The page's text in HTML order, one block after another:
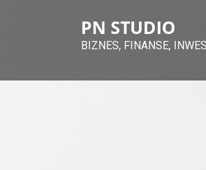
PN STUDIO
BIZNES, FINANSE,